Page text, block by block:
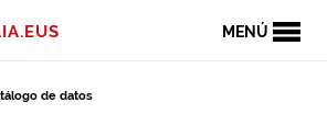
MENÚ
de datos